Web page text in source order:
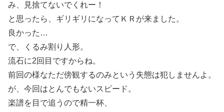
み、見捨てないでくれー！
と思ったら、ギリギリになってＫＲが来ました。
良かった…
で、くるみ割り人形。
流石に2回目ですからね。
前回の様なただ傍観するのみという失態は犯しませんよ。
が、今回はとんでもないスピード。
楽譜を目で追うので精一杯、